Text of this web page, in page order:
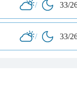
/ 33/
/ 33/